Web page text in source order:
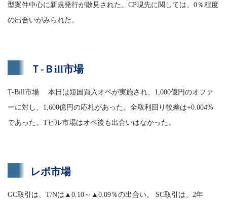
型案件中心に新規発行が散見された。CP現先に関しては、0％程度
の出合いがみられた。
Ｔ-Ｂill市場
T-Bill市場 本日は短国買入オペが実施され、1,000億円のオファ
ーに対し、1,600億円の応札があった。全取利回り較差は+0.004%
であった。Tビル市場はオペ後も出合いはなかった。
レポ市場
GC取引は、T/Nは▲0.10～▲0.09％の出合い。 SC取引は、2年